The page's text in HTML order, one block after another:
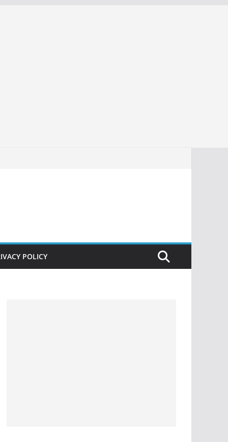
POLICY